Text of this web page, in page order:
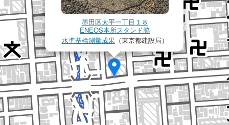
墨田区太平一丁目１８
ENEOS本所スタンド脇
水準基標測量成果（東京都建設局）